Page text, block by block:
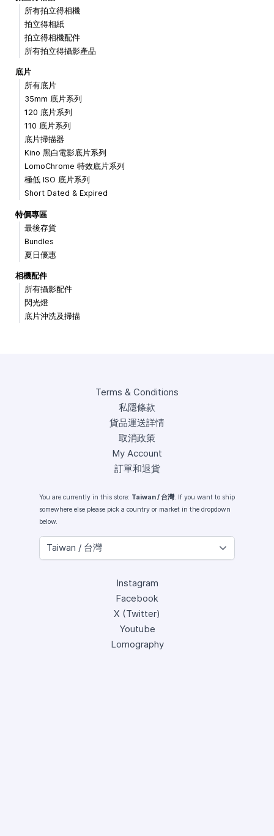
所有拍立得相機
拍立得相紙
拍立得相機配件
所有拍立得攝影產品
底片
所有底片
35mm 底片系列
120 底片系列
110 底片系列
底片掃描器
Kino 黑白電影底片系列
LomoChrome 特效底片系列
極低 ISO 底片系列
Short Dated & Expired
特價專區
最後存貨
Bundles
夏日優惠
相機配件
所有攝影配件
閃光燈
底片沖洗及掃描
Terms & Conditions
私隱條款
貨品運送詳情
取消政策
My Account
訂單和退貨
You are currently in this store: Taiwan / 台灣. If you want to ship
somewhere else please pick a country or market in the dropdown
below.
Instagram
Facebook
X (Twitter)
Youtube
Lomography